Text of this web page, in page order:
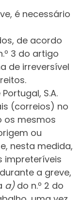
é necessário
de acordo
3 do artigo
de irreversível
S.A.
(correios) no
os mesmos
ou
nesta medida,
impreteríveis
a greve,
a) do n.º 2 do